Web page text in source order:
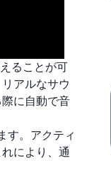
ることが可
アルなサウ
に自動で音
す。アクティ
により、通